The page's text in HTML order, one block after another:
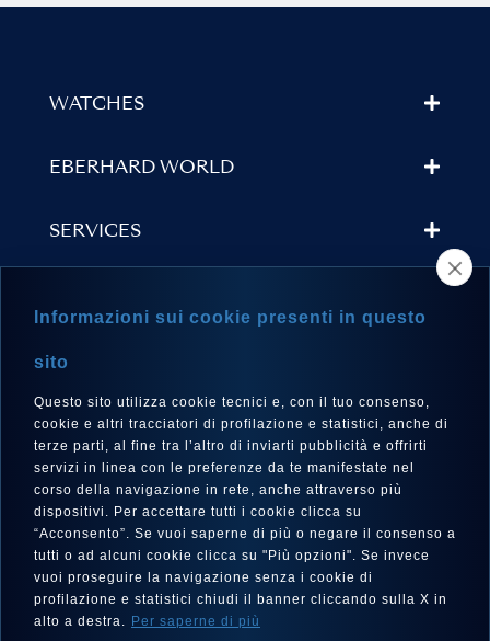
WATCHES
EBERHARD WORLD
SERVICES
LANGUAGE
English
FOLLOW US
Informazioni sui cookie presenti in questo
sito
Questo sito utilizza cookie tecnici e, con il tuo consenso,
cookie e altri tracciatori di profilazione e statistici, anche di
terze parti, al fine tra l’altro di inviarti pubblicità e offrirti
servizi in linea con le preferenze da te manifestate nel
corso della navigazione in rete, anche attraverso più
dispositivi. Per accettare tutti i cookie clicca su
“Acconsento”. Se vuoi saperne di più o negare il consenso a
tutti o ad alcuni cookie clicca su "Più opzioni". Se invece
vuoi proseguire la navigazione senza i cookie di
profilazione e statistici chiudi il banner cliccando sulla X in
alto a destra. Per saperne di più